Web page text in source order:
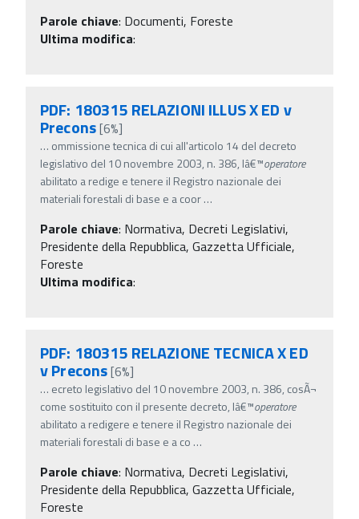
Parole chiave: Documenti, Foreste
Ultima modifica:
PDF: 180315 RELAZIONI ILLUS X ED v
Precons[6%]
… ommissione tecnica di cui all'articolo 14 del decreto
legislativo del 10 novembre 2003, n. 386, lâ€™operatore
abilitato a redige e tenere il Registro nazionale dei
materiali forestali di base e a coor…
Parole chiave: Normativa, Decreti Legislativi,
Presidente della Repubblica, Gazzetta Ufficiale,
Foreste
Ultima modifica:
PDF: 180315 RELAZIONE TECNICA X ED
v Precons[6%]
… ecreto legislativo del 10 novembre 2003, n. 386, cosÃ¬
come sostituito con il presente decreto, lâ€™operatore
abilitato a redigere e tenere il Registro nazionale dei
materiali forestali di base e a co …
Parole chiave: Normativa, Decreti Legislativi,
Presidente della Repubblica, Gazzetta Ufficiale,
Foreste